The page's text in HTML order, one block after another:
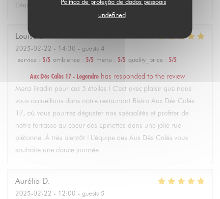
undefined
L'équipe des Aux Dés Calés vous souhaite une jolie journée
Louise F
2025-02-22 - 14:30 - guests 4
service : 5/5 ambience : 5/5 menu : 5/5 quality_price : 5/5
Aux Dés Calés 17 - Legendre has responded to the review
Merci Fradin pour ces 5 étoiles ! C'est avec plaisir que nous
vous accueillons dans notre restaurant Bistro Aux Dés Calés
17, où vous pourrez déguster nos spécialités et profiter de
notre terrasse au coeur des Epinettes dans une jolie rue
piétonne. À très bientôt ! L'équipe des Aux Dés Calés vous
souhaite une douce journée
Aurélia D
2025-02-22 - 12:00 - guests 5